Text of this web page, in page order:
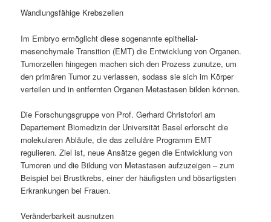
Wandlungsfähige Krebszellen
Im Embryo ermöglicht diese sogenannte epithelial-
mesenchymale Transition (EMT) die Entwicklung von Organen.
Tumorzellen hingegen machen sich den Prozess zunutze, um
den primären Tumor zu verlassen, sodass sie sich im Körper
verteilen und in entfernten Organen Metastasen bilden können.
Die Forschungsgruppe von Prof. Gerhard Christofori am
Departement Biomedizin der Universität Basel erforscht die
molekularen Abläufe, die das zelluläre Programm EMT
regulieren. Ziel ist, neue Ansätze gegen die Entwicklung von
Tumoren und die Bildung von Metastasen aufzuzeigen – zum
Beispiel bei Brustkrebs, einer der häufigsten und bösartigsten
Erkrankungen bei Frauen.
Veränderbarkeit ausnutzen